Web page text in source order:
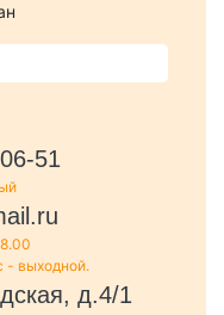
51
- выходной.
д.4/1